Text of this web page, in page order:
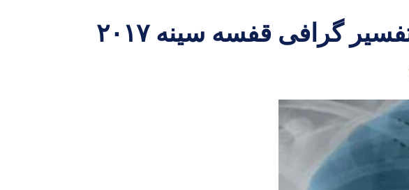
راهنمای غیررسمی رادیولوژی: ۱۰۰ تمرین تفسیر گرافی قفسه سینه ۲۰۱۷